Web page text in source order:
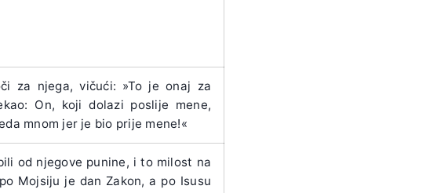
za njega, vičući: »To je onaj za
On, koji dolazi poslije mene,
mnom jer je bio prije mene!«
od njegove punine, i to milost na
Mojsiju je dan Zakon, a po Isusu